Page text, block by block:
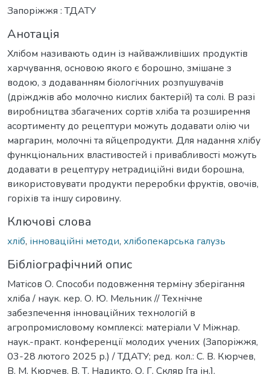
Запоріжжя : ТДАТУ
Анотація
Хлібом називають один із найважливіших продуктів
харчування, основою якого є борошно, змішане з
водою, з додаванням біологічних розпушувачів
(дріжджів або молочно кислих бактерій) та солі. В разі
виробництва збагачених сортів хліба та розширення
асортименту до рецептури можуть додавати олію чи
маргарин, молочні та яйцепродукти. Для надання хлібу
функціональних властивостей і привабливості можуть
додавати в рецептуру нетрадиційні види борошна,
використовувати продукти переробки фруктів, овочів,
горіхів та іншу сировину.
Ключові слова
хліб, інноваційні методи, хлібопекарська галузь
Бібліографічний опис
Матісов О. Способи подовження терміну зберігання
хліба / наук. кер. О. Ю. Мельник // Технічне
забезпечення інноваційних технологій в
агропромисловому комплексі: матеріали V Міжнар.
наук.-практ. конференції молодих учених (Запоріжжя,
03-28 лютого 2025 р.) / ТДАТУ; ред. кол.: С. В. Кюрчев,
В. М. Кюрчев, В. Т. Надикто, О. Г. Скляр [та ін.].